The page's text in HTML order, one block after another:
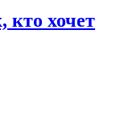
кто хочет